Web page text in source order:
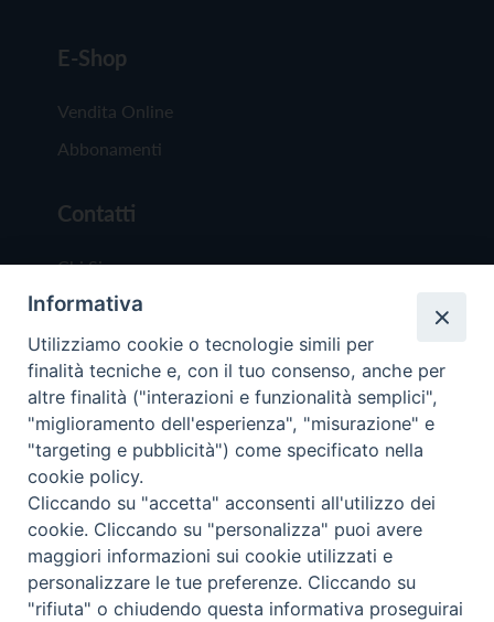
E-Shop
Vendita Online
Abbonamenti
Contatti
Chi Siamo
Redazione
Scrivici
Copyright © 2019 - Tutti i diritti riservati - Vita
Trentina Editrice
Privacy Policy
Torna
Informativa
Utilizziamo cookie o tecnologie simili per
finalità tecniche e, con il tuo consenso, anche per
altre finalità ("interazioni e funzionalità semplici",
"miglioramento dell'esperienza", "misurazione" e
"targeting e pubblicità") come specificato nella
cookie policy.
Cliccando su "accetta" acconsenti all'utilizzo dei
cookie. Cliccando su "personalizza" puoi avere
maggiori informazioni sui cookie utilizzati e
personalizzare le tue preferenze. Cliccando su
"rifiuta" o chiudendo questa informativa proseguirai